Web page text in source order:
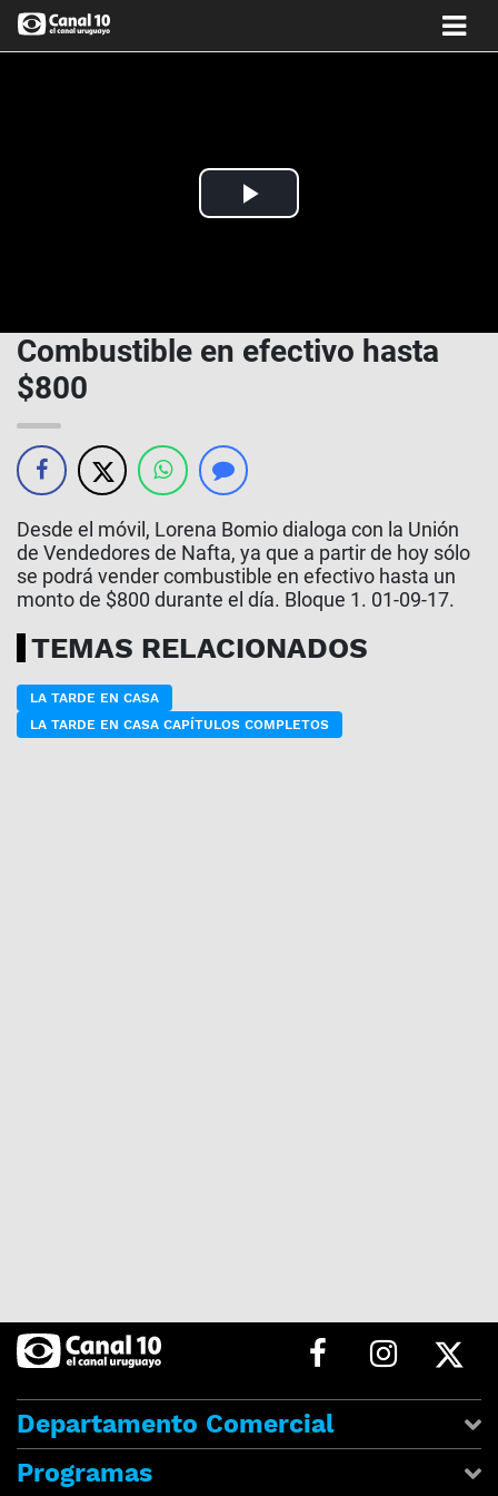
Play
Combustible en efectivo hasta
$800
Desde el móvil, Lorena Bomio dialoga con la Unión
de Vendedores de Nafta, ya que a partir de hoy sólo
se podrá vender combustible en efectivo hasta un
monto de $800 durante el día. Bloque 1. 01-09-17.
TEMAS RELACIONADOS
LA TARDE EN CASA
LA TARDE EN CASA CAPÍTULOS COMPLETOS
Departamento Comercial
Programas